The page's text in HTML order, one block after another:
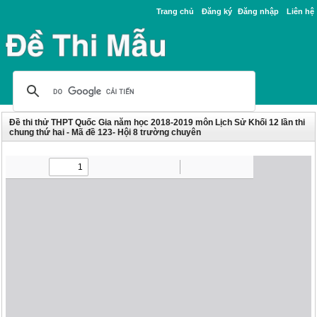
Trang chủ Đăng ký Đăng nhập Liên hệ
Đề thi thử THPT Quốc Gia năm học 2018-2019 môn Lịch Sử Khối 12 lần thi
chung thứ hai - Mã đề 123- Hội 8 trường chuyên